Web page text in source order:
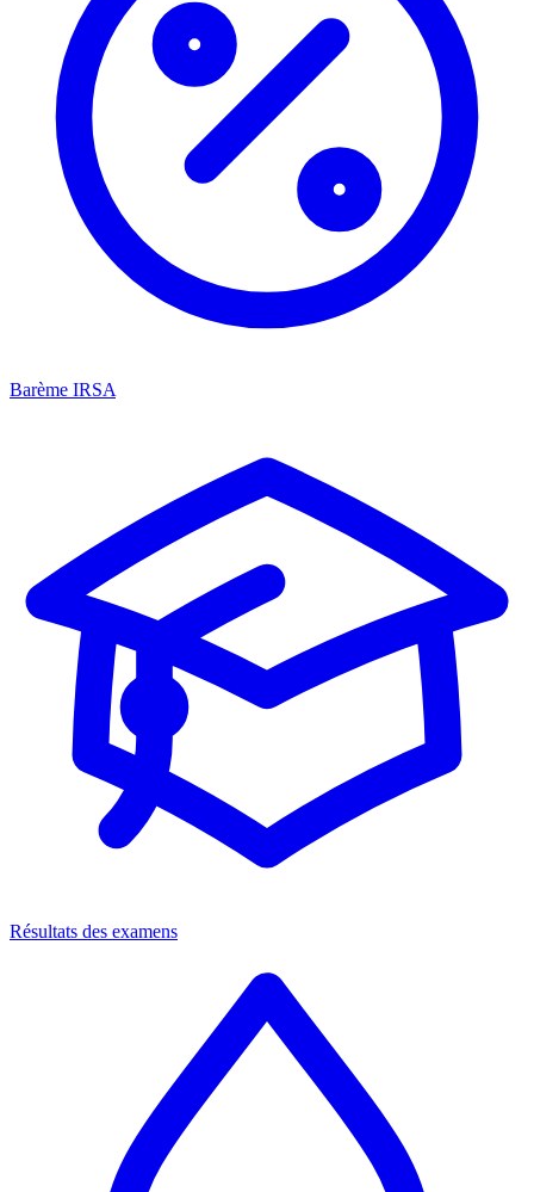
Barème IRSA
Résultats des examens